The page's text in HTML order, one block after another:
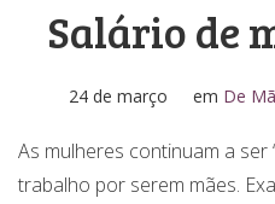
Salário de
24 de março em De
As mulheres continuam a ser
trabalho por serem mães.